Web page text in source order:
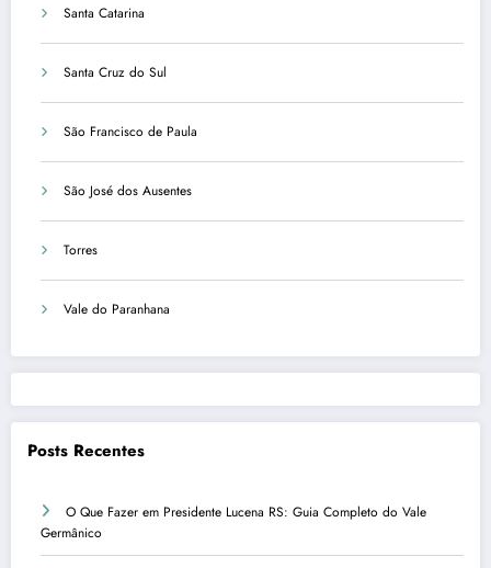
Santa Catarina
Santa Cruz do Sul
São Francisco de Paula
São José dos Ausentes
Torres
Vale do Paranhana
Posts Recentes
O Que Fazer em Presidente Lucena RS: Guia Completo do Vale
Germânico